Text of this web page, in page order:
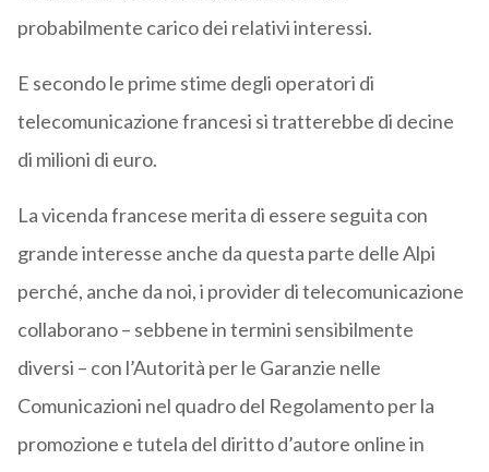
probabilmente carico dei relativi interessi.
E secondo le prime stime degli operatori di
telecomunicazione francesi si tratterebbe di decine
di milioni di euro.
La vicenda francese merita di essere seguita con
grande interesse anche da questa parte delle Alpi
perché, anche da noi, i provider di telecomunicazione
collaborano – sebbene in termini sensibilmente
diversi – con l’Autorità per le Garanzie nelle
Comunicazioni nel quadro del Regolamento per la
promozione e tutela del diritto d’autore online in